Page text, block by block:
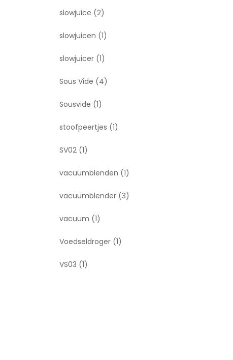
slowjuice (2)
slowjuicen (1)
slowjuicer (1)
Sous Vide (4)
Sousvide (1)
stoofpeertjes (1)
SV02 (1)
vacuümblenden (1)
vacuümblender (3)
vacuum (1)
Voedseldroger (1)
VS03 (1)